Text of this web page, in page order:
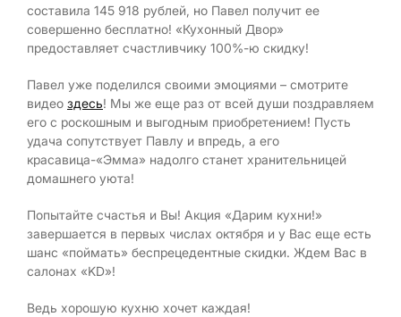
составила 145 918 рублей, но Павел получит ее
совершенно бесплатно! «Кухонный Двор»
предоставляет счастливчику 100%-ю скидку!
Павел уже поделился своими эмоциями – смотрите
видео здесь! Мы же еще раз от всей души поздравляем
его с роскошным и выгодным приобретением! Пусть
удача сопутствует Павлу и впредь, а его
красавица-«Эмма» надолго станет хранительницей
домашнего уюта!
Попытайте счастья и Вы! Акция «Дарим кухни!»
завершается в первых числах октября и у Вас еще есть
шанс «поймать» беспрецедентные скидки. Ждем Вас в
салонах «KD»!
Ведь хорошую кухню хочет каждая!